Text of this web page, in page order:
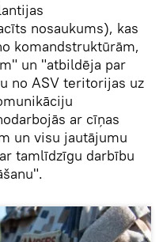
nosaukums), kas
komandstruktūrām,
un "atbildēja par
no ASV teritorijas uz
ar cīņas
un visu jautājumu
tamlīdzīgu darbību